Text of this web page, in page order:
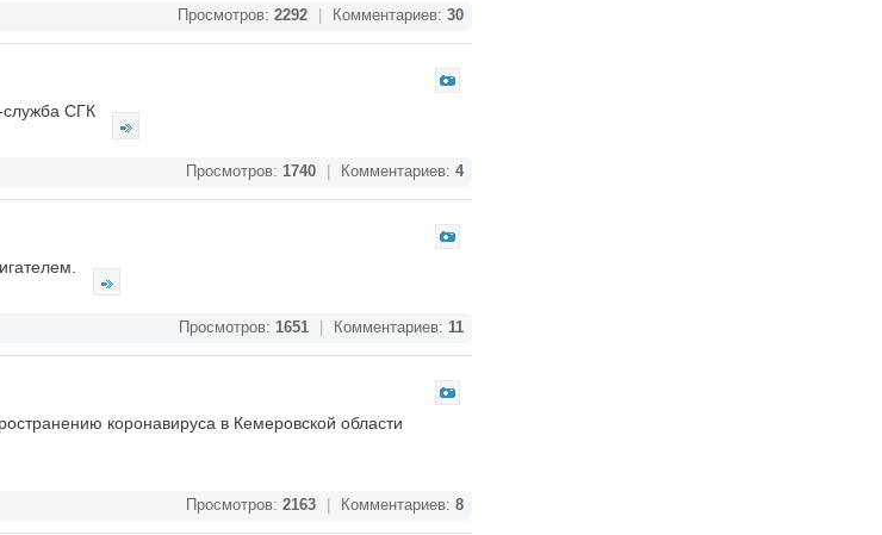
Просмотров: 2292 Комментариев: 30
служба СГК
Просмотров: 1740 Комментариев: 4
Просмотров: 1651 Комментариев: 11
коронавируса в Кемеровской области
Просмотров: 2163 Комментариев: 8